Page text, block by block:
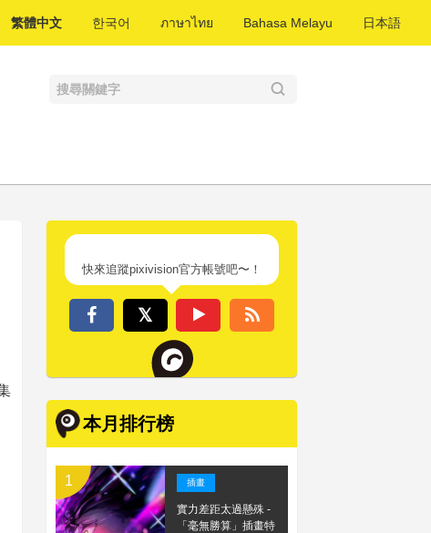
繁體中文 한국어 ภาษาไทย Bahasa Melayu 日本語
快來追蹤pixivision官方帳號吧〜！
本月排行榜
插畫
實力差距太過懸殊 -
「毫無勝算」插畫特